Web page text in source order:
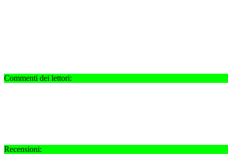
Commenti dei lettori:
Recensioni: